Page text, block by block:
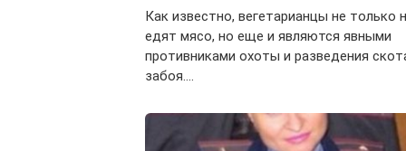
Как известно, вегетарианцы не только
едят мясо, но еще и являются явными
противниками охоты и разведения
забоя….